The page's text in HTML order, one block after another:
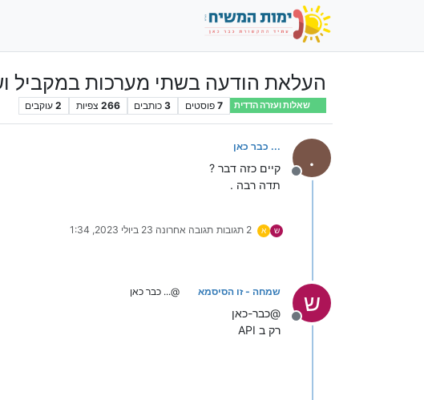
העלאת הודעה בשתי מערכות במקביל
שאלות ועזרה הדדית 7 פוסטים 3 כותבים 266 צפיות 2 עוקבים
.
מנותק
... כבר כאן
קיים כזה דבר ?
תדה רבה .
ש א 2 תגובות תגובה אחרונה 23 ביולי 2023, 1:34
ש
מנותק
שמחה - זו הסיסמא @... כבר כאן
@כבר-כאן
רק ב API